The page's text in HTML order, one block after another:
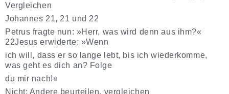
Vergleichen
Johannes 21, 21 und 22
Petrus fragte nun: »Herr, was wird denn aus ihm?«
22Jesus erwiderte: »Wenn
ich will, dass er so lange lebt, bis ich wiederkomme,
was geht es dich an? Folge
du mir nach!«
Nicht: Andere beurteilen, vergleichen